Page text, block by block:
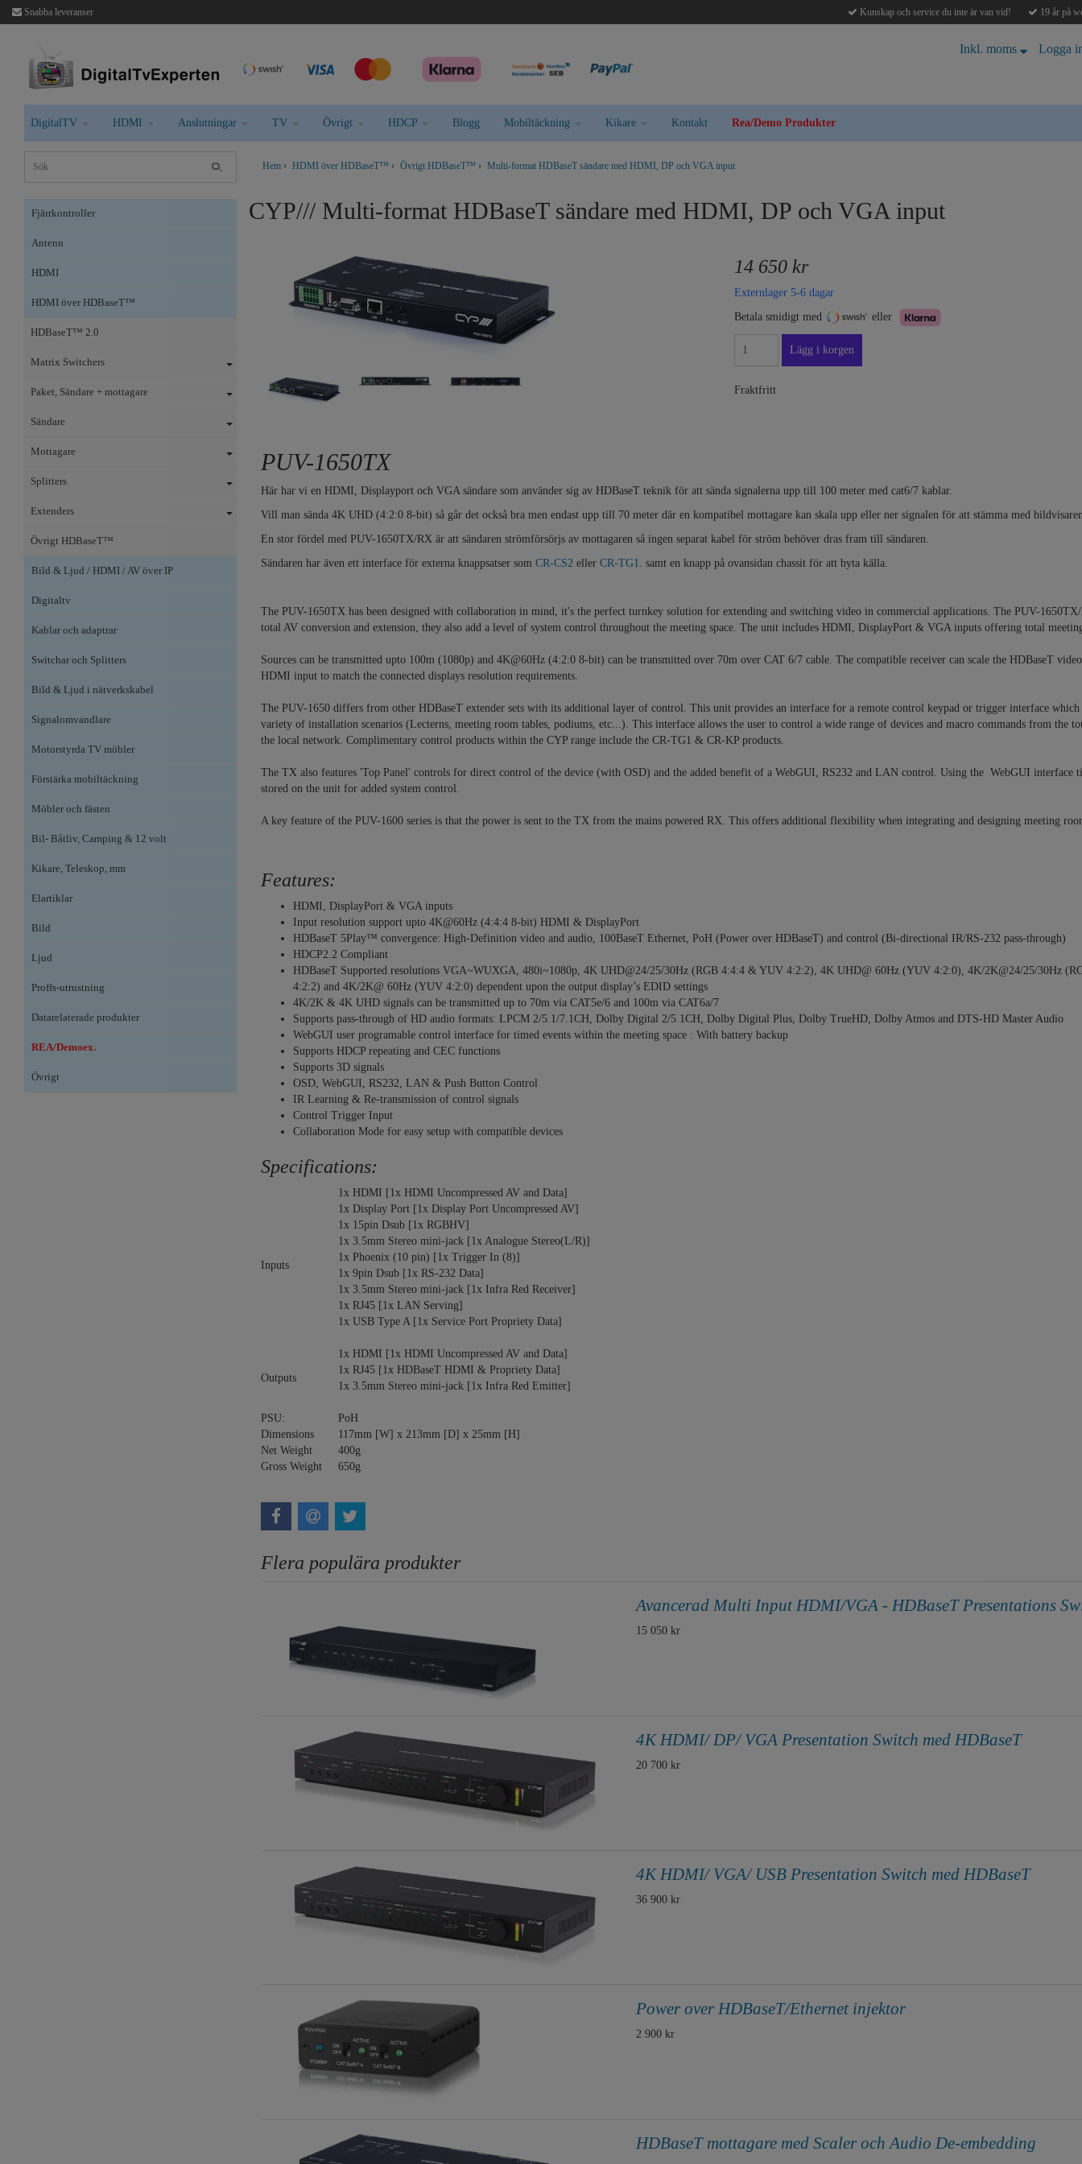
Snabba leveranser Kunskap och service du inte är van vid! 19 år på
Inkl. moms Logga
DigitalTV HDMI Anslutningar TV Övrigt HDCP Blogg Mobiltäckning Kikare Kontakt Rea/Demo Produkter
Fjärrkontroller
Antenn
HDMI
HDMI över HDBaseT™
HDBaseT™ 2.0
Matrix Switchers
Paket, Sändare + mottagare
Sändare
Mottagare
Splitters
Extenders
Övrigt HDBaseT™
Bild & Ljud / HDMI / AV över IP
Digitaltv
Kablar och adaptrar
Switchar och Splitters
Bild & Ljud i nätverkskabel
Signalomvandlare
Motorstyrda TV möbler
Förstärka mobiltäckning
Möbler och fästen
Bil- Båtliv, Camping & 12 volt
Kikare, Teleskop, mm
Elartiklar
Bild
Ljud
Proffs-utrustning
Datarelaterade produkter
REA/Demoex.
Övrigt
Hem › HDMI över HDBaseT™ › Övrigt HDBaseT™ › Multi-format HDBaseT sändare med HDMI, DP och VGA input
CYP/// Multi-format HDBaseT sändare med HDMI, DP och VGA input
14 650 kr
Externlager 5-6 dagar
Betala smidigt med
eller
Fraktfritt
PUV-1650TX
Här har vi en HDMI, Displayport och VGA sändare som använder sig av HDBaseT teknik för att sända signalerna upp till 100 meter med cat6/7 kablar.
Vill man sända 4K UHD (4:2:0 8-bit) så går det också bra men endast upp till 70 meter där en kompatibel mottagare kan skala upp eller ner signalen för att stämma med
En stor fördel med PUV-1650TX/RX är att sändaren strömförsörjs av mottagaren så ingen separat kabel för ström behöver dras fram till sändaren.
Sändaren har även ett interface för externa knappsatser som CR-CS2 eller CR-TG1. samt en knapp på ovansidan chassit för att byta källa.
The PUV-1650TX has been designed with collaboration in mind, it's the perfect turnkey solution for extending and switching video in commercial applications. The PUV-
total AV conversion and extension, they also add a level of system control throughout the meeting space. The unit includes HDMI, DisplayPort & VGA inputs offering total
Sources can be transmitted upto 100m (1080p) and 4K@60Hz (4:2:0 8-bit) can be transmitted over 70m over CAT 6/7 cable. The compatible receiver can scale the HDBaseT
HDMI input to match the connected displays resolution requirements.
The PUV-1650 differs from other HDBaseT extender sets with its additional layer of control. This unit provides an interface for a remote control keypad or trigger interface which
variety of installation scenarios (Lecterns, meeting room tables, podiums, etc...). This interface allows the user to control a wide range of devices and macro commands from the
the local network. Complimentary control products within the CYP range include the CR-TG1 & CR-KP products.
The TX also features 'Top Panel' controls for direct control of the device (with OSD) and the added benefit of a WebGUI, RS232 and LAN control. Using the WebGUI interface
stored on the unit for added system control.
A key feature of the PUV-1600 series is that the power is sent to the TX from the mains powered RX. This offers additional flexibility when integrating and designing meeting
Features:
HDMI, DisplayPort & VGA inputs
Input resolution support upto 4K@60Hz (4:4:4 8-bit) HDMI & DisplayPort
HDBaseT 5Play™ convergence: High-Definition video and audio, 100BaseT Ethernet, PoH (Power over HDBaseT) and control (Bi-directional IR/RS-232 pass-through)
HDCP2.2 Compliant
HDBaseT Supported resolutions VGA~WUXGA, 480i~1080p, 4K UHD@24/25/30Hz (RGB 4:4:4 & YUV 4:2:2), 4K UHD@ 60Hz (YUV 4:2:0), 4K/2K@24/25/30Hz
4:2:2) and 4K/2K@ 60Hz (YUV 4:2:0) dependent upon the output display’s EDID settings
4K/2K & 4K UHD signals can be transmitted up to 70m via CAT5e/6 and 100m via CAT6a/7
Supports pass-through of HD audio formats: LPCM 2/5.1/7.1CH, Dolby Digital 2/5.1CH, Dolby Digital Plus, Dolby TrueHD, Dolby Atmos and DTS-HD Master Audio
WebGUI user programable control interface for timed events within the meeting space : With battery backup
Supports HDCP repeating and CEC functions
Supports 3D signals
OSD, WebGUI, RS232, LAN & Push Button Control
IR Learning & Re-transmission of control signals
Control Trigger Input
Collaboration Mode for easy setup with compatible devices
Specifications:
Inputs
1x HDMI [1x HDMI Uncompressed AV and Data]
1x Display Port [1x Display Port Uncompressed AV]
1x 15pin Dsub [1x RGBHV]
1x 3.5mm Stereo mini-jack [1x Analogue Stereo(L/R)]
1x Phoenix (10 pin) [1x Trigger In (8)]
1x 9pin Dsub [1x RS-232 Data]
1x 3.5mm Stereo mini-jack [1x Infra Red Receiver]
1x RJ45 [1x LAN Serving]
1x USB Type A [1x Service Port Propriety Data]
Outputs
1x HDMI [1x HDMI Uncompressed AV and Data]
1x RJ45 [1x HDBaseT HDMI & Propriety Data]
1x 3.5mm Stereo mini-jack [1x Infra Red Emitter]
PSU:
PoH
Dimensions
117mm [W] x 213mm [D] x 25mm [H]
Net Weight
400g
Gross Weight
650g
Flera populära produkter
Avancerad Multi Input HDMI/VGA - HDBaseT Presentations
15 050 kr
4K HDMI/ DP/ VGA Presentation Switch med HDBaseT
20 700 kr
4K HDMI/ VGA/ USB Presentation Switch med HDBaseT
36 900 kr
Power over HDBaseT/Ethernet injektor
2 900 kr
HDBaseT mottagare med Scaler och Audio De-embedding